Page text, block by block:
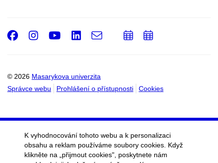
© 2026 Masarykova univerzita
Správce webu
Prohlášení o přístupnosti Cookies
Facebook
Instagram
Youtube
LinkedIn
e-
PřidatPřidat
K vyhodnocování tohoto webu a k personalizaci
obsahu a reklam používáme soubory cookies. Když
klikněte na „přijmout cookies", poskytnete nám